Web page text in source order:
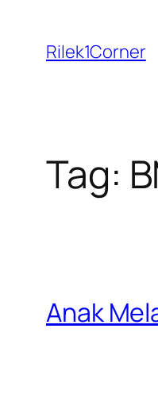
content
Rilek1Corner
Tag:
Anak